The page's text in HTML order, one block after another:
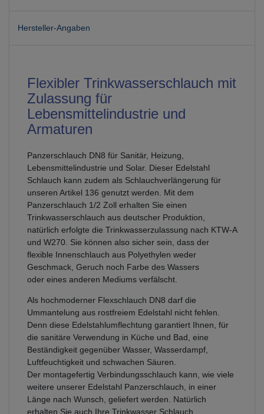
Hersteller-Angaben
Flexibler Trinkwasserschlauch mit
Zulassung für
Lebensmittelindustrie und
Armaturen
Panzerschlauch DN8 für Sanitär, Heizung,
Lebensmittelindustrie und Solar. Dieser Edelstahl
Schlauch kann zudem als Schlauchverlängerung für
unseren Artikel 136 genutzt werden. Mit dem
Panzerschlauch 1/2 Zoll erhalten Sie einen
Trinkwasserschlauch aus deutscher Produktion,
natürlich erfolgte die Trinkwasserzulassung nach KTW-A
und W270. Sie können also sicher sein, dass der
flexible Innenschlauch aus Polyethylen weder
Geschmack, Geruch noch Farbe des Wassers
oder eines anderen Mediums verfälscht.
Als hochmoderner Flexschlauch DN8 darf die
Ummantelung aus rostfreiem Edelstahl nicht fehlen.
Denn diese Edelstahlumflechtung garantiert Ihnen, für
die sanitäre Verwendung in Küche und Bad, eine
Beständigkeit gegenüber Wasser, Wasserdampf,
Luftfeuchtigkeit und schwachen Säuren.
Der montagefertig Verbindungsschlauch kann, wie viele
weitere unserer Edelstahl Panzerschlauch, in einer
Länge nach Wunsch, geliefert werden. Natürlich
erhalten Sie auch Ihre Trinkwasser Schlauch